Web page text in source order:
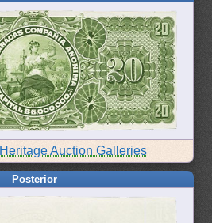
Heritage Auction Galleries
Posterior